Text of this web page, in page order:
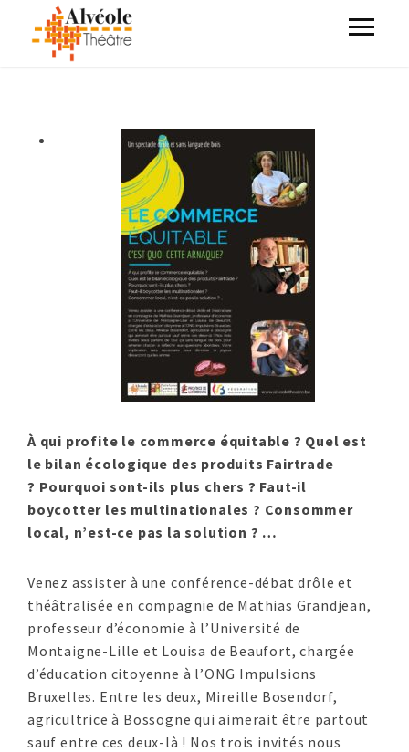
À qui profite le commerce équitable ? Quel est
le bilan écologique des produits Fairtrade
? Pourquoi sont-ils plus chers ? Faut-il
boycotter les multinationales ? Consommer
local, n’est-ce pas la solution ? …
Venez assister à une conférence-débat drôle et
théâtralisée en compagnie de Mathias Grandjean,
professeur d’économie à l’Université de
Montaigne-Lille et Louisa de Beaufort, chargée
d’éducation citoyenne à l’ONG Impulsions
Bruxelles. Entre les deux, Mireille Bosendorf,
agricultrice à Bossogne qui aimerait être partout
sauf entre ces deux-là ! Nos trois invités nous